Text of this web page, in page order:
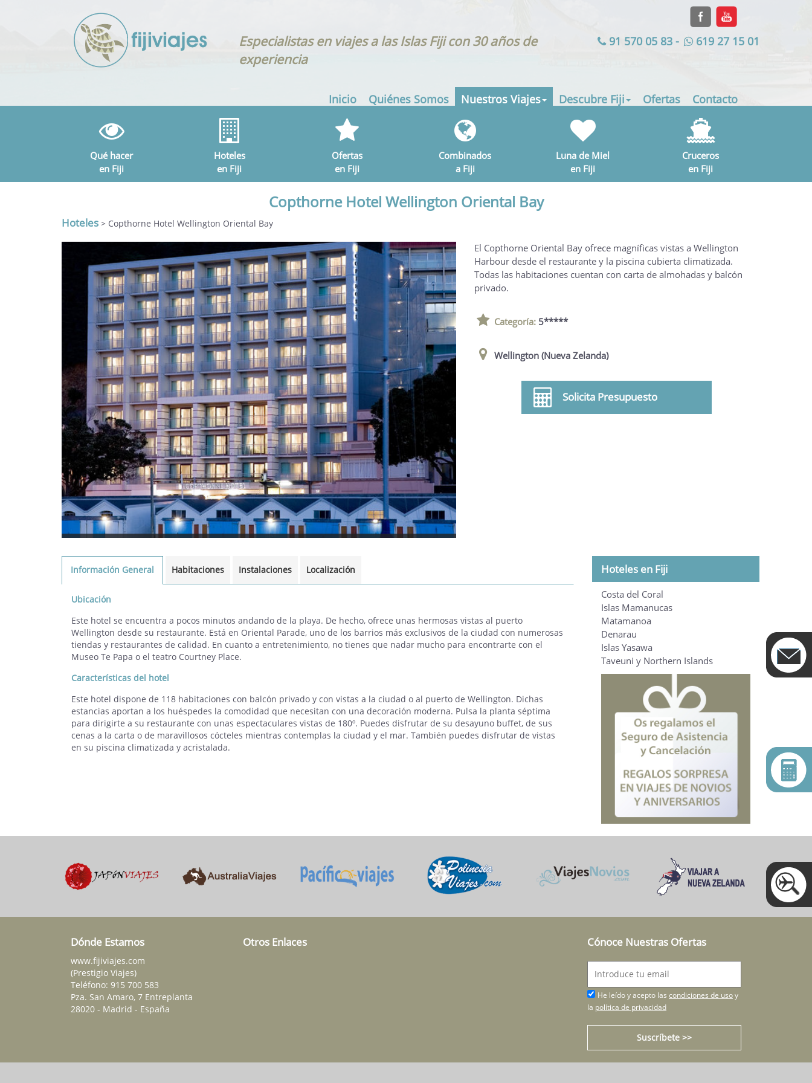
Especialistas en viajes a las Islas Fiji con 30 años de
experiencia
91 570 05 83- 619 27 15 01
Inicio Quiénes Somos Nuestros Viajes Descubre Fiji Ofertas Contacto
Qué hacer
en Fiji
Hoteles
en Fiji
Ofertas
en Fiji
Combinados
a Fiji
Luna de Miel
en Fiji
Cruceros
en Fiji
Copthorne Hotel Wellington Oriental Bay
Hoteles > Copthorne Hotel Wellington Oriental Bay
El Copthorne Oriental Bay ofrece magníficas vistas a Wellington
Harbour desde el restaurante y la piscina cubierta climatizada.
Todas las habitaciones cuentan con carta de almohadas y balcón
privado.
Categoría: 5*****
Wellington (Nueva Zelanda)
Solicita Presupuesto
Información General Habitaciones Instalaciones Localización
Ubicación
Este hotel se encuentra a pocos minutos andando de la playa. De hecho, ofrece unas hermosas vistas al puerto
Wellington desde su restaurante. Está en Oriental Parade, uno de los barrios más exclusivos de la ciudad con numerosas
tiendas y restaurantes de calidad. En cuanto a entretenimiento, no tienes que nadar mucho para encontrarte con el
Museo Te Papa o el teatro Courtney Place.
Características del hotel
Este hotel dispone de 118 habitaciones con balcón privado y con vistas a la ciudad o al puerto de Wellington. Dichas
estancias aportan a los huéspedes la comodidad que necesitan con una decoración moderna. Pulsa la planta séptima
para dirigirte a su restaurante con unas espectaculares vistas de 180º. Puedes disfrutar de su desayuno buffet, de sus
cenas a la carta o de maravillosos cócteles mientras contemplas la ciudad y el mar. También puedes disfrutar de vistas
en su piscina climatizada y acristalada.
Hoteles en Fiji
Costa del Coral
Islas Mamanucas
Matamanoa
Denarau
Islas Yasawa
Taveuni y Northern Islands
Dónde Estamos
www.fijiviajes.com
(Prestigio Viajes)
Teléfono: 915 700 583
Pza. San Amaro, 7 Entreplanta
28020 - Madrid - España
Otros Enlaces Cónoce Nuestras Ofertas
He leído y acepto las condiciones de usoy
la política de privacidad